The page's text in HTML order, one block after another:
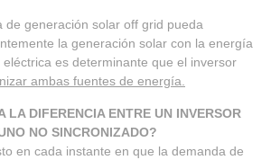
de generación solar off grid pueda
la generación solar con la energía
es determinante que el inversor
ambas fuentes de energía.
LA DIFERENCIA ENTRE UN INVERSOR
NO SINCRONIZADO?
en cada instante en que la demanda de